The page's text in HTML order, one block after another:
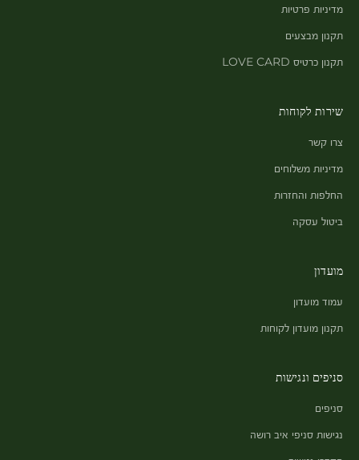
מדיניות פרטיות
תקנון מבצעים
תקנון כרטיס LOVE CARD
שירות לקוחות
צרו קשר
מדיניות משלוחים
החלפות והחזרות
ביטול עסקה
מועדון
עמוד מועדון
תקנון מועדון לקוחות
סניפים ונגישות
סניפים
נגישות סניפי איב רושה